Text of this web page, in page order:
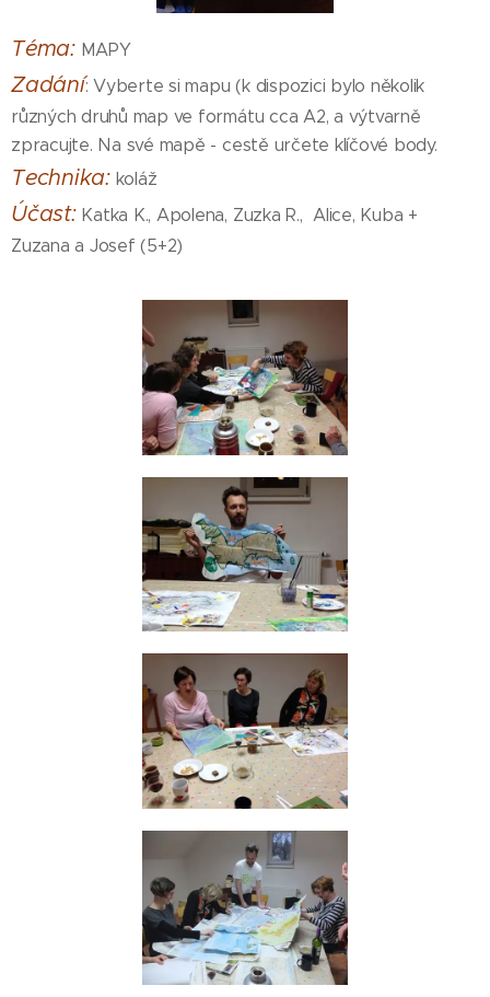
Téma: MAPY
Zadání: Vyberte si mapu (k dispozici bylo několik
různých druhů map ve formátu cca A2, a výtvarně
zpracujte. Na své mapě - cestě určete klíčové body.
Technika:koláž
Účast:Katka K., Apolena, Zuzka R., Alice, Kuba +
Zuzana a Josef (5+2)